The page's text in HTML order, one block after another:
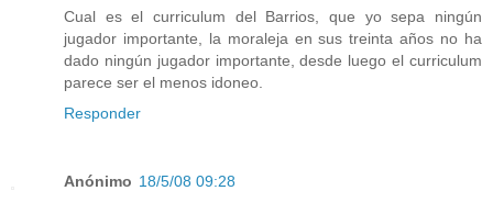
Cual es el curriculum del Barrios, que yo sepa ningún
jugador importante, la moraleja en sus treinta años no ha
dado ningún jugador importante, desde luego el curriculum
parece ser el menos idoneo.
Responder
Anónimo 18/5/08 09:28